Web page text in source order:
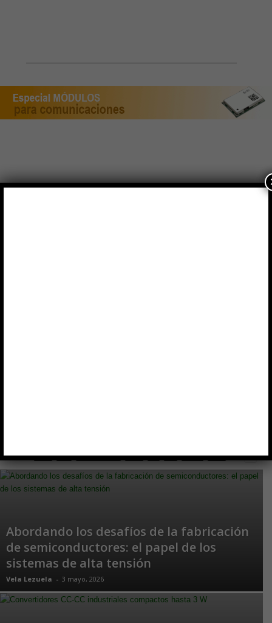
100G 10G 1BITSQUARED 200G 3D 3M 3PEAK 400G
Abordando los desafíos de la fabricación
de semiconductores: el papel de los
sistemas de alta tensión
Vela Lezuela - 3 mayo, 2026